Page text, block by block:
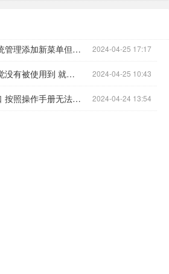
在本地Sword中 使用系统管理添加新菜单但是左侧菜单没有出现 2024-04-25 17:17
mock无法访问 mock感觉没有被使用到 就是一个独立的部分与界面交互不到 2024-04-25 10:43
Sword前端增加菜单接口 按照操作手册无法添加新的菜单接口 2024-04-24 13:54